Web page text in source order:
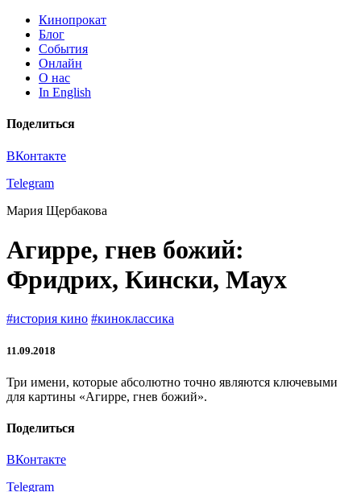
Кинопрокат
Блог
События
Онлайн
О нас
In English
Поделиться
ВКонтакте
Telegram
Мария Щербакова
Агирре, гнев божий:
Фридрих, Кински, Маух
#история кино #киноклассика
11.09.2018
Три имени, которые абсолютно точно являются ключевыми
для картины «Агирре, гнев божий».
Поделиться
ВКонтакте
Telegram